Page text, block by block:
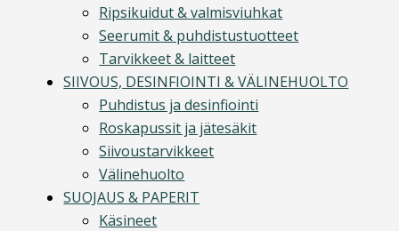
Ripsikuidut & valmisviuhkat
Seerumit & puhdistustuotteet
Tarvikkeet & laitteet
SIIVOUS, DESINFIOINTI & VÄLINEHUOLTO
Puhdistus ja desinfiointi
Roskapussit ja jätesäkit
Siivoustarvikkeet
Välinehuolto
SUOJAUS & PAPERIT
Käsineet